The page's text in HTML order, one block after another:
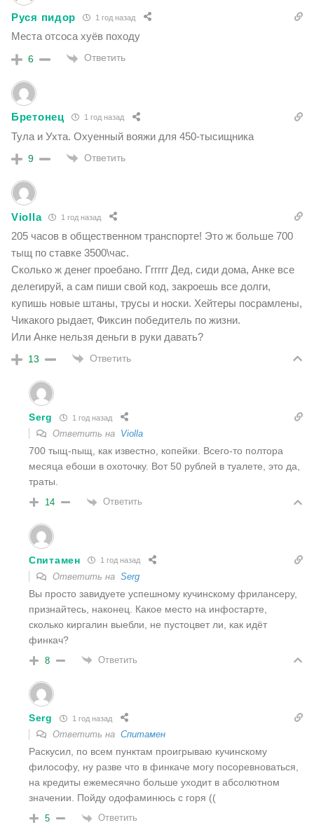
Руся пидор 1 год назад
Места отсоса хуёв походу
6 Ответить
Бретонец 1 год назад
Тула и Ухта. Охуенный вояжи для 450-тысищника
9 Ответить
Violla 1 год назад
205 часов в общественном транспорте! Это ж больше 700
тыщ по ставке 3500\час.
Сколько ж денег проебано. Гггггг Дед, сиди дома, Анке все
делегируй, а сам пиши свой код, закроешь все долги,
купишь новые штаны, трусы и носки. Хейтеры посрамлены,
Чикакого рыдает, Фиксин победитель по жизни.
Или Анке нельзя деньги в руки давать?
13 Ответить
Serg 1 год назад
Ответить на Violla
700 тыщ-пыщ, как известно, копейки. Всего-то полтора
месяца ебоши в охоточку. Вот 50 рублей в туалете, это да,
траты.
14 Ответить
Спитамен 1 год назад
Ответить на Serg
Вы просто завидуете успешному кучинскому фрилансеру,
признайтесь, наконец. Какое место на инфостарте,
сколько киргалин выебли, не пустоцвет ли, как идёт
финкач?
8 Ответить
Serg 1 год назад
Ответить на Спитамен
Раскусил, по всем пунктам проигрываю кучинскому
философу, ну разве что в финкаче могу посоревноваться,
на кредиты ежемесячно больше уходит в абсолютном
значении. Пойду одофаминюсь с горя ((
5 Ответить